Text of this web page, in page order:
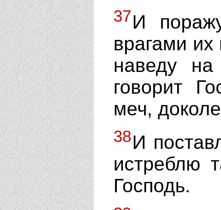
37И
врагами
наведу
говорит
меч,
38И
истреблю
Господь.